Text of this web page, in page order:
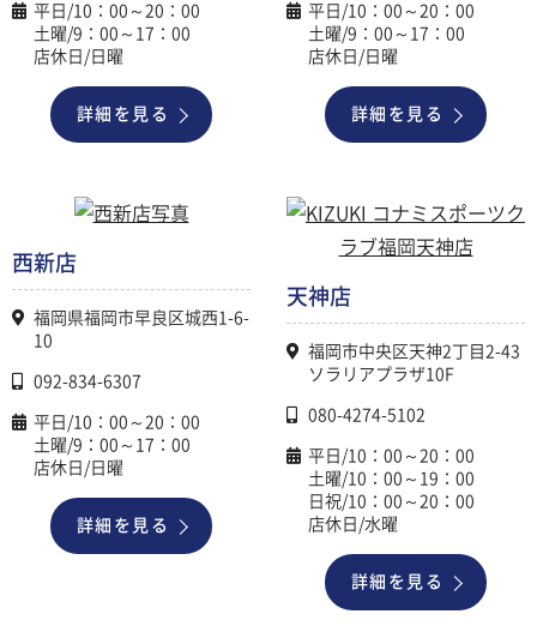
平日/10：00～20：00
土曜/9：00～17：00
店休日/日曜
詳細を見る
平日/10：00～20：00
土曜/9：00～17：00
店休日/日曜
詳細を見る
西新店
福岡県福岡市早良区城西1-6-
10
092-834-6307
平日/10：00～20：00
土曜/9：00～17：00
店休日/日曜
詳細を見る
天神店
福岡市中央区天神2丁目2-43
ソラリアプラザ10F
080-4274-5102
平日/10：00～20：00
土曜/10：00～19：00
日祝/10：00～20：00
店休日/水曜
詳細を見る